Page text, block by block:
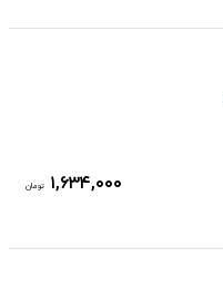
۱,۶۳۴,۰۰۰ تومان